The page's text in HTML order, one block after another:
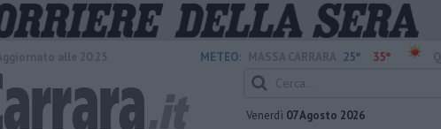
METEO: 25° 35°
Venerdì 07 Agosto 2026